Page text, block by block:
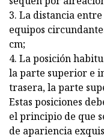
3. La distancia
equipos
cm;
4. La posición
la parte superior e
trasera, la parte
Estas posiciones
el principio de que
de apariencia